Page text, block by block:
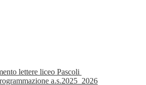
lettere liceo Pascoli
a.s.2025_2026